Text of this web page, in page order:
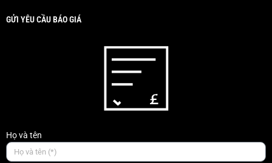
GỬI YÊU CẦU BÁO GIÁ
Họ và tên